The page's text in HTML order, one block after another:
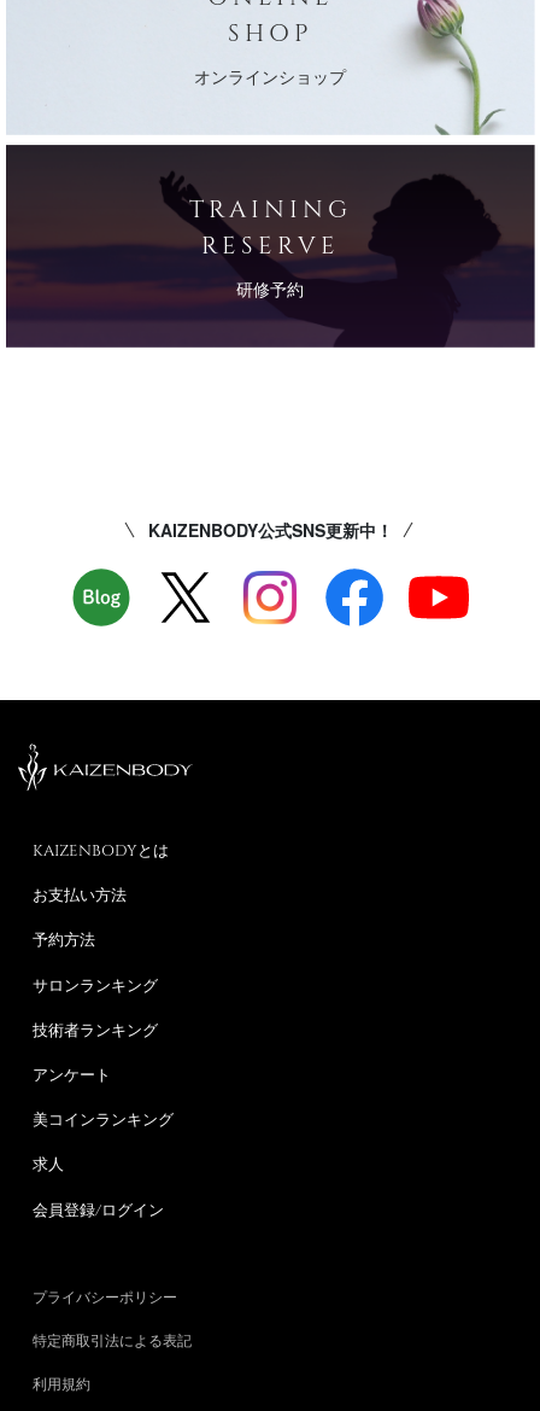
SHOP
オンラインショップ
TRAINING
RESERVE
研修予約
KAIZENBODY公式SNS更新中！
KAIZENBODYとは
お支払い方法
予約方法
サロンランキング
技術者ランキング
アンケート
美コインランキング
求人
会員登録/ログイン
プライバシーポリシー
特定商取引法による表記
利用規約